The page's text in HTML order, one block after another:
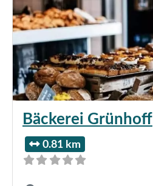
Bäckerei Grünhoff
0.81 km